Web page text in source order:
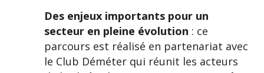
Des enjeux importants pour un
secteur en pleine évolution : ce
parcours est réalisé en partenariat avec
le Club Déméter qui réunit les acteurs